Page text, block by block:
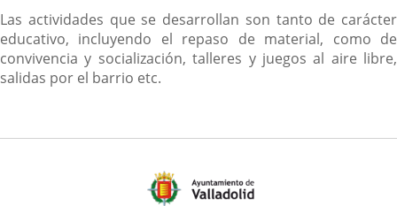
Las actividades que se desarrollan son tanto de carácter
educativo, incluyendo el repaso de material, como de
convivencia y socialización, talleres y juegos al aire libre,
salidas por el barrio etc.